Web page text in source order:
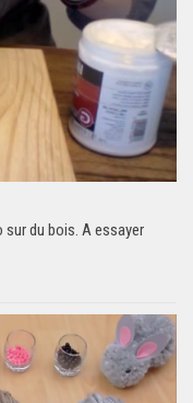
du bois. A essayer